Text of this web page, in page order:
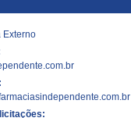
Externo